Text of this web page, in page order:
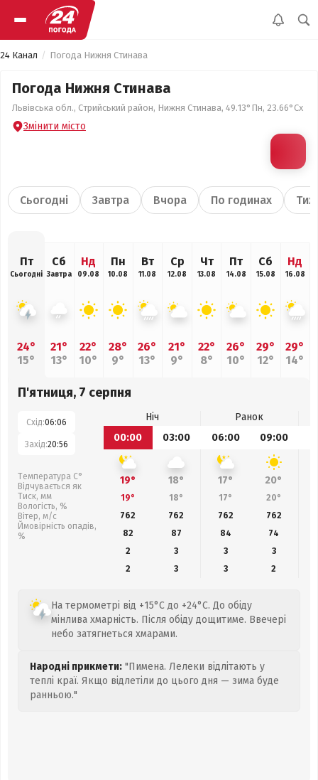
24 Канал Погода Нижня Стинава
Погода Нижня Стинава
Львівська обл., Стрийський район, Нижня Стинава, 49.13°Пн, 23.66°Сх
Змінити місто
Сьогодні Завтра Вчора По годинах
Пт
Сьогодні
24°
15°
Сб
Завтра
21°
13°
Нд
09.08
22°
10°
Пн
10.08
28°
9°
Вт
11.08
26°
13°
Ср
12.08
21°
9°
Чт
13.08
22°
8°
Пт
14.08
26°
10°
Сб
15.08
29°
12°
Нд
16.08
29°
14°
П'ятниця, 7 серпня
Схід:06:06
Захід:20:56
Температура С°
Відчувається як
Тиск, мм
Вологість, %
Вітер, м/с
Ймовірність опадів,
%
Ніч
Ранок
00:00
03:00 06:00 09:00
19° 18° 17° 20°
19° 18° 17° 20°
762
762 762 762
82
87 84 74
2
3 3
3
2
3 3 2
На термометрі від +15°C до +24°C. До обіду
мінлива хмарність. Після обіду дощитиме. Ввечері
небо затягнеться хмарами.
Народні прикмети: "Пимена. Лелеки відлітають у
теплі краї. Якщо відлетіли до цього дня — зима буде
ранньою."